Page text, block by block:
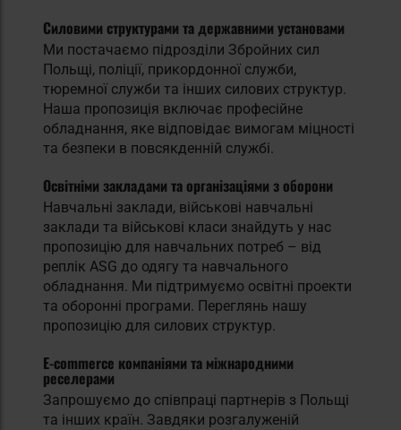
Силовими структурами та державними установами
Ми постачаємо підрозділи Збройних сил
Польщі, поліції, прикордонної служби,
тюремної служби та інших силових структур.
Наша пропозиція включає професійне
обладнання, яке відповідає вимогам міцності
та безпеки в повсякденній службі.
Освітніми закладами та організаціями з оборони
Навчальні заклади, військові навчальні
заклади та військові класи знайдуть у нас
пропозицію для навчальних потреб – від
реплік ASG до одягу та навчального
обладнання. Ми підтримуємо освітні проекти
та оборонні програми. Переглянь нашу
пропозицію для силових структур.
Е-commerce компаніями та міжнародними
реселерами
Запрошуємо до співпраці партнерів з Польщі
та інших країн. Завдяки розгалуженій